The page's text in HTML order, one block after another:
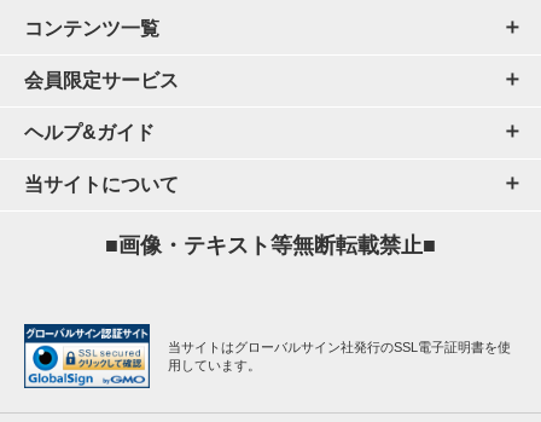
コンテンツ一覧
会員限定サービス
ヘルプ&ガイド
当サイトについて
■画像・テキスト等無断転載禁止■
当サイトはグローバルサイン社発行のSSL電子証明書を使
用しています。